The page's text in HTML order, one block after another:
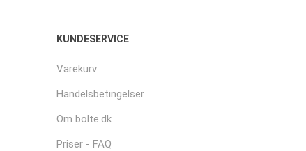
KUNDESERVICE
Varekurv
Handelsbetingelser
Om bolte.dk
Priser - FAQ